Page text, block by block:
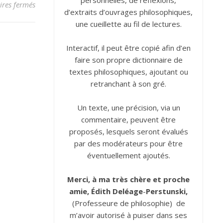
ferméssur Connaître, se connaître
d’extraits d’ouvrages philosophiques,
une cueillette au fil de lectures.
Interactif, il peut être copié afin d’en
faire son propre dictionnaire de
textes philosophiques, ajoutant ou
retranchant à son gré.
Un texte, une précision, via un
commentaire, peuvent être
proposés, lesquels seront évalués
par des modérateurs pour être
éventuellement ajoutés.
Merci, à ma très chère et proche
amie, Édith Deléage-Perstunski,
(Professeure de philosophie) de
m’avoir autorisé à puiser dans ses